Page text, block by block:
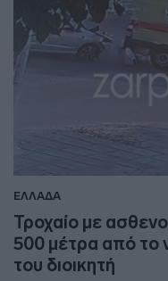
ΕΛΛΑΔΑ
Τροχαίο με
500 μέτρα από το
του διοικητή